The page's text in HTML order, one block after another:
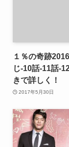
１％の奇跡
じ-10話-11話-
きで詳しく！
2017年5月30日